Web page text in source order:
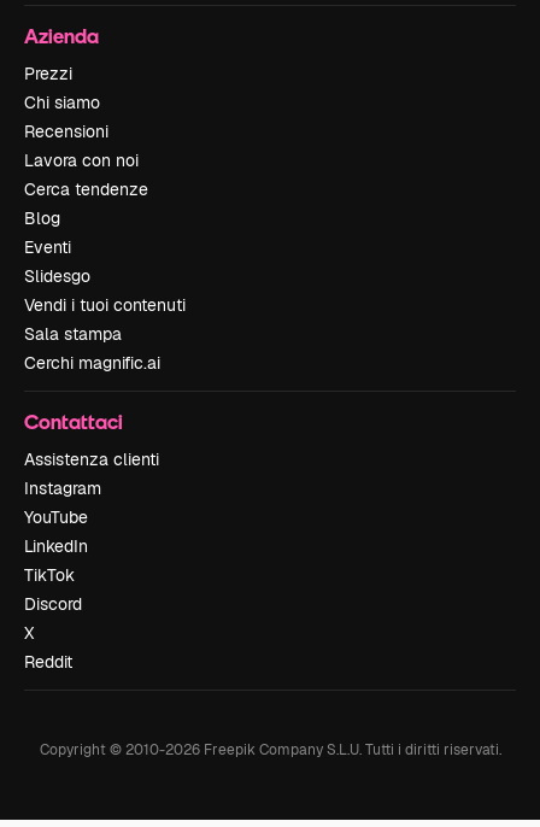
Azienda
Prezzi
Chi siamo
Recensioni
Lavora con noi
Cerca tendenze
Blog
Eventi
Slidesgo
Vendi i tuoi contenuti
Sala stampa
Cerchi magnific.ai
Contattaci
Assistenza clienti
Instagram
YouTube
LinkedIn
TikTok
Discord
X
Reddit
Copyright © 2010-2026Freepik Company S.L.U. Tutti i diritti riservati.